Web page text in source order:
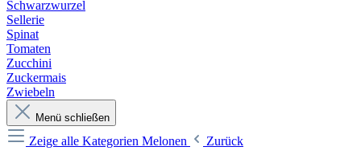
Schwarzwurzel
Sellerie
Spinat
Tomaten
Zucchini
Zuckermais
Zwiebeln
Menü schließen
Zeige alle Kategorien Melonen
Zurück